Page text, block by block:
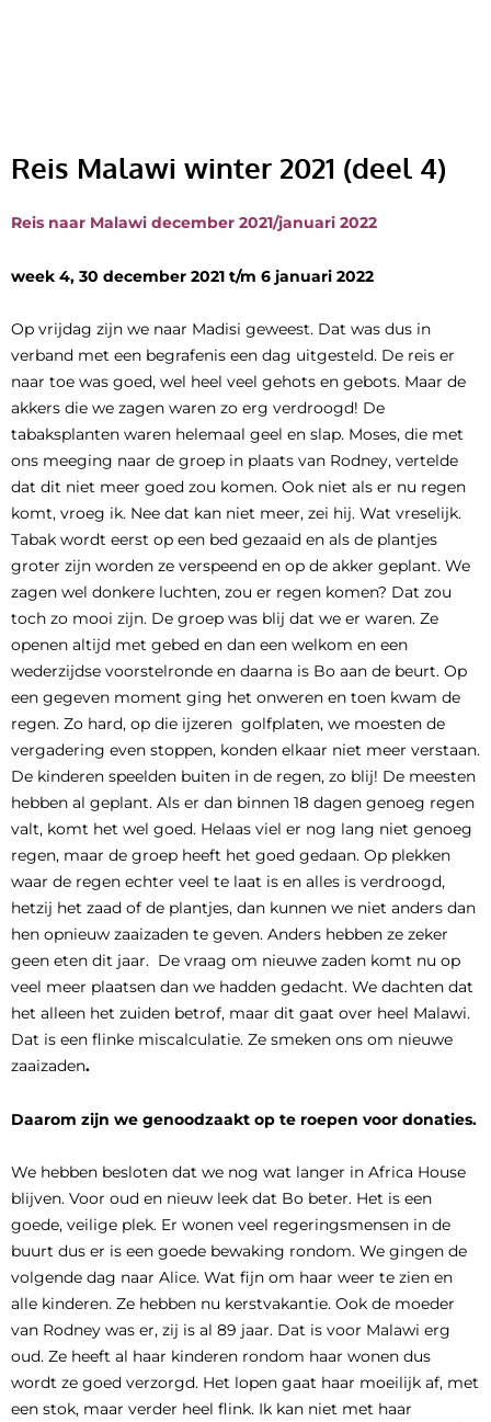
Reis Malawi winter 2021 (deel 4)
Reis naar Malawi december 2021/januari 2022
week 4, 30 december 2021 t/m 6 januari 2022
Op vrijdag zijn we naar Madisi geweest. Dat was dus in
verband met een begrafenis een dag uitgesteld. De reis er
naar toe was goed, wel heel veel gehots en gebots. Maar de
akkers die we zagen waren zo erg verdroogd! De
tabaksplanten waren helemaal geel en slap. Moses, die met
ons meeging naar de groep in plaats van Rodney, vertelde
dat dit niet meer goed zou komen. Ook niet als er nu regen
komt, vroeg ik. Nee dat kan niet meer, zei hij. Wat vreselijk.
Tabak wordt eerst op een bed gezaaid en als de plantjes
groter zijn worden ze verspeend en op de akker geplant. We
zagen wel donkere luchten, zou er regen komen? Dat zou
toch zo mooi zijn. De groep was blij dat we er waren. Ze
openen altijd met gebed en dan een welkom en een
wederzijdse voorstelronde en daarna is Bo aan de beurt. Op
een gegeven moment ging het onweren en toen kwam de
regen. Zo hard, op die ijzeren golfplaten, we moesten de
vergadering even stoppen, konden elkaar niet meer verstaan.
De kinderen speelden buiten in de regen, zo blij! De meesten
hebben al geplant. Als er dan binnen 18 dagen genoeg regen
valt, komt het wel goed. Helaas viel er nog lang niet genoeg
regen, maar de groep heeft het goed gedaan. Op plekken
waar de regen echter veel te laat is en alles is verdroogd,
hetzij het zaad of de plantjes, dan kunnen we niet anders dan
hen opnieuw zaaizaden te geven. Anders hebben ze zeker
geen eten dit jaar. De vraag om nieuwe zaden komt nu op
veel meer plaatsen dan we hadden gedacht. We dachten dat
het alleen het zuiden betrof, maar dit gaat over heel Malawi.
Dat is een flinke miscalculatie. Ze smeken ons om nieuwe
zaaizaden.
Daarom zijn we genoodzaakt op te roepen voor donaties.
We hebben besloten dat we nog wat langer in Africa House
blijven. Voor oud en nieuw leek dat Bo beter. Het is een
goede, veilige plek. Er wonen veel regeringsmensen in de
buurt dus er is een goede bewaking rondom. We gingen de
volgende dag naar Alice. Wat fijn om haar weer te zien en
alle kinderen. Ze hebben nu kerstvakantie. Ook de moeder
van Rodney was er, zij is al 89 jaar. Dat is voor Malawi erg
oud. Ze heeft al haar kinderen rondom haar wonen dus
wordt ze goed verzorgd. Het lopen gaat haar moeilijk af, met
een stok, maar verder heel flink. Ik kan niet met haar